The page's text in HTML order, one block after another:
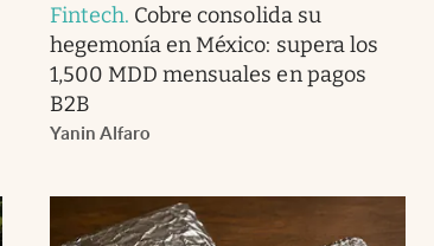
Fintech. Cobre consolida su
hegemonía en México: supera los
1,500 MDD mensuales en pagos
B2B
Yanin Alfaro